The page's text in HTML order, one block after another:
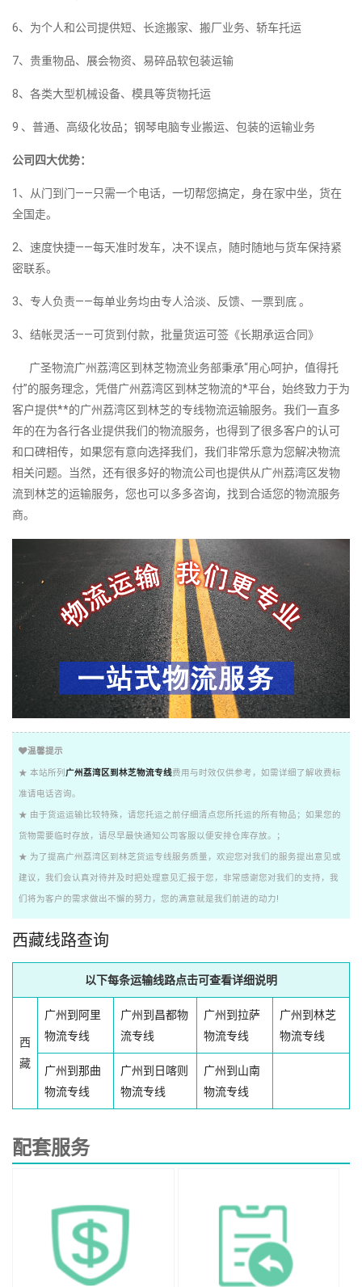
6、为个人和公司提供短、长途搬家、搬厂业务、轿车托运
7、贵重物品、展会物资、易碎品软包装运输
8、各类大型机械设备、模具等货物托运
9 、普通、高级化妆品；钢琴电脑专业搬运、包装的运输业务
公司四大优势：
1、从门到门——只需一个电话，一切帮您搞定，身在家中坐，货在
全国走。
2、速度快捷——每天准时发车，决不误点，随时随地与货车保持紧
密联系。
3、专人负责——每单业务均由专人洽淡、反馈、一票到底 。
3、结帐灵活——可货到付款，批量货运可签《长期承运合同》
广圣物流广州荔湾区到林芝物流业务部秉承“用心呵护，值得托
付”的服务理念，凭借广州荔湾区到林芝物流的*平台，始终致力于为
客户提供**的广州荔湾区到林芝的专线物流运输服务。我们一直多
年的在为各行各业提供我们的物流服务，也得到了很多客户的认可
和口碑相传，如果您有意向选择我们，我们非常乐意为您解决物流
相关问题。当然，还有很多好的物流公司也提供从广州荔湾区发物
流到林芝的运输服务，您也可以多多咨询，找到合适您的物流服务
商。
温馨提示
★ 本站所列 广州荔湾区到林芝物流专线费用与时效仅供参考，如需详细了解收费标
准请电话咨询。
★ 由于货运运输比较特殊，请您托运之前仔细清点您所托运的所有物品；如果您的
货物需要临时存放，请尽早最快通知公司客服以便安排仓库存放。；
★ 为了提高广州荔湾区到林芝货运专线服务质量，欢迎您对我们的服务提出意见或
建议，我们会认真对待并及时把处理意见汇报于您，非常感谢您对我们的支持，我
们将为客户的需求做出不懈的努力，您的满意就是我们前进的动力!
西藏线路查询
以下每条运输线路点击可查看详细说明
西
藏
广州到阿里
物流专线
广州到昌都物
流专线
广州到拉萨
物流专线
广州到林芝
物流专线
广州到那曲
物流专线
广州到日喀则
物流专线
广州到山南
物流专线
配套服务